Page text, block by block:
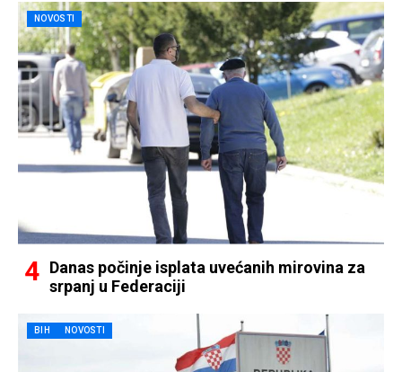
NOVOSTI
Danas počinje isplata uvećanih mirovina za
srpanj u Federaciji
BIH NOVOSTI